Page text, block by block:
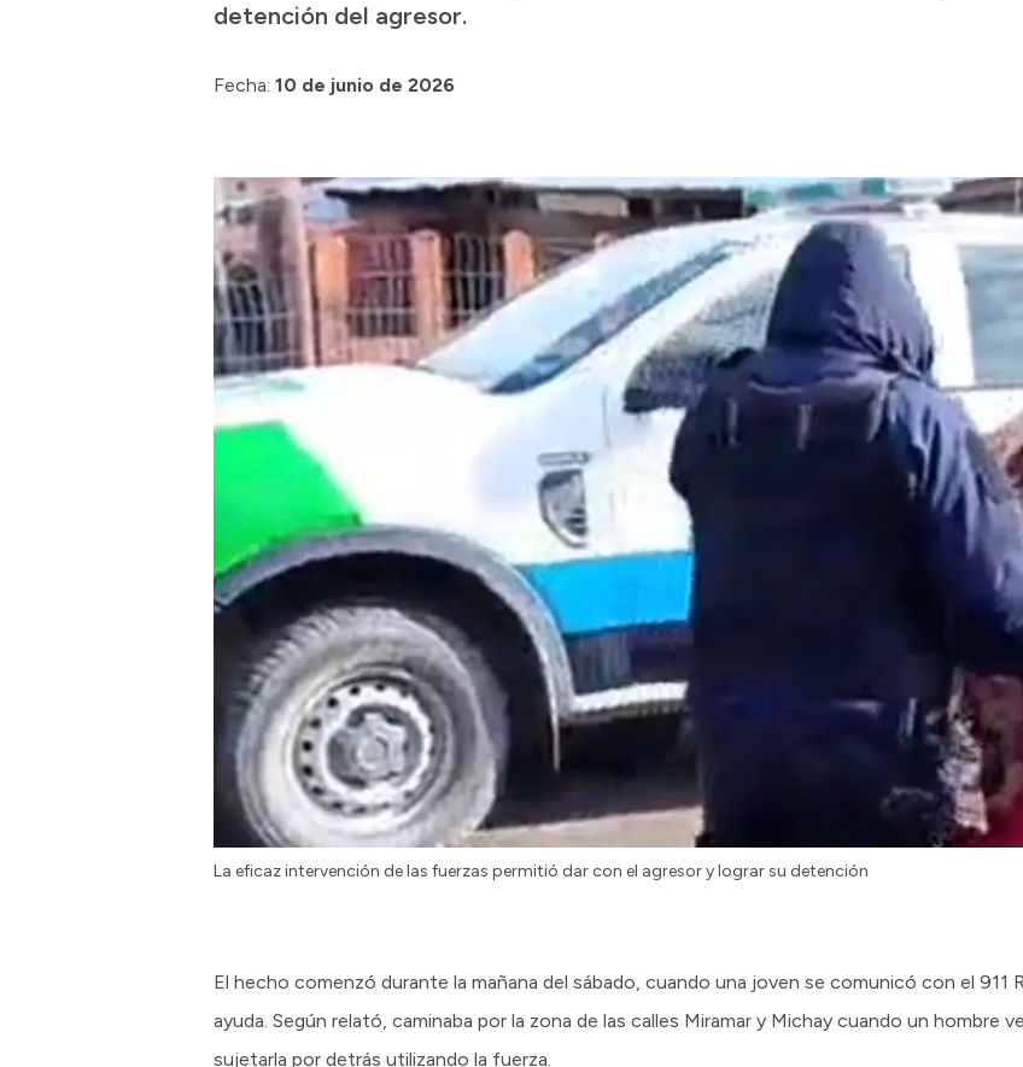
detención del agresor.
Fecha: 10 de junio de 2026
La eficaz intervención de las fuerzas permitió dar con el agresor y lograr su detención
El hecho comenzó durante la mañana del sábado, cuando una joven se comunicó con el 911
ayuda. Según relató, caminaba por la zona de las calles Miramar y Michay cuando un hombre
sujetarla por detrás utilizando la fuerza.